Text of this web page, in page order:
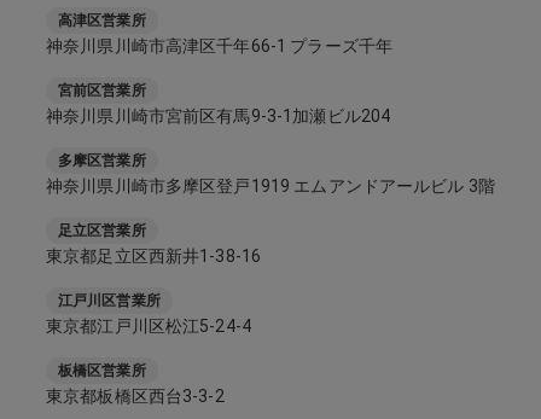
高津区営業所
神奈川県川崎市高津区千年66-1 プラーズ千年
宮前区営業所
神奈川県川崎市宮前区有馬9-3-1加瀬ビル204
多摩区営業所
神奈川県川崎市多摩区登戸1919 エムアンドアールビル 3階
足立区営業所
東京都足立区西新井1-38-16
江戸川区営業所
東京都江戸川区松江5-24-4
板橋区営業所
東京都板橋区西台3-3-2